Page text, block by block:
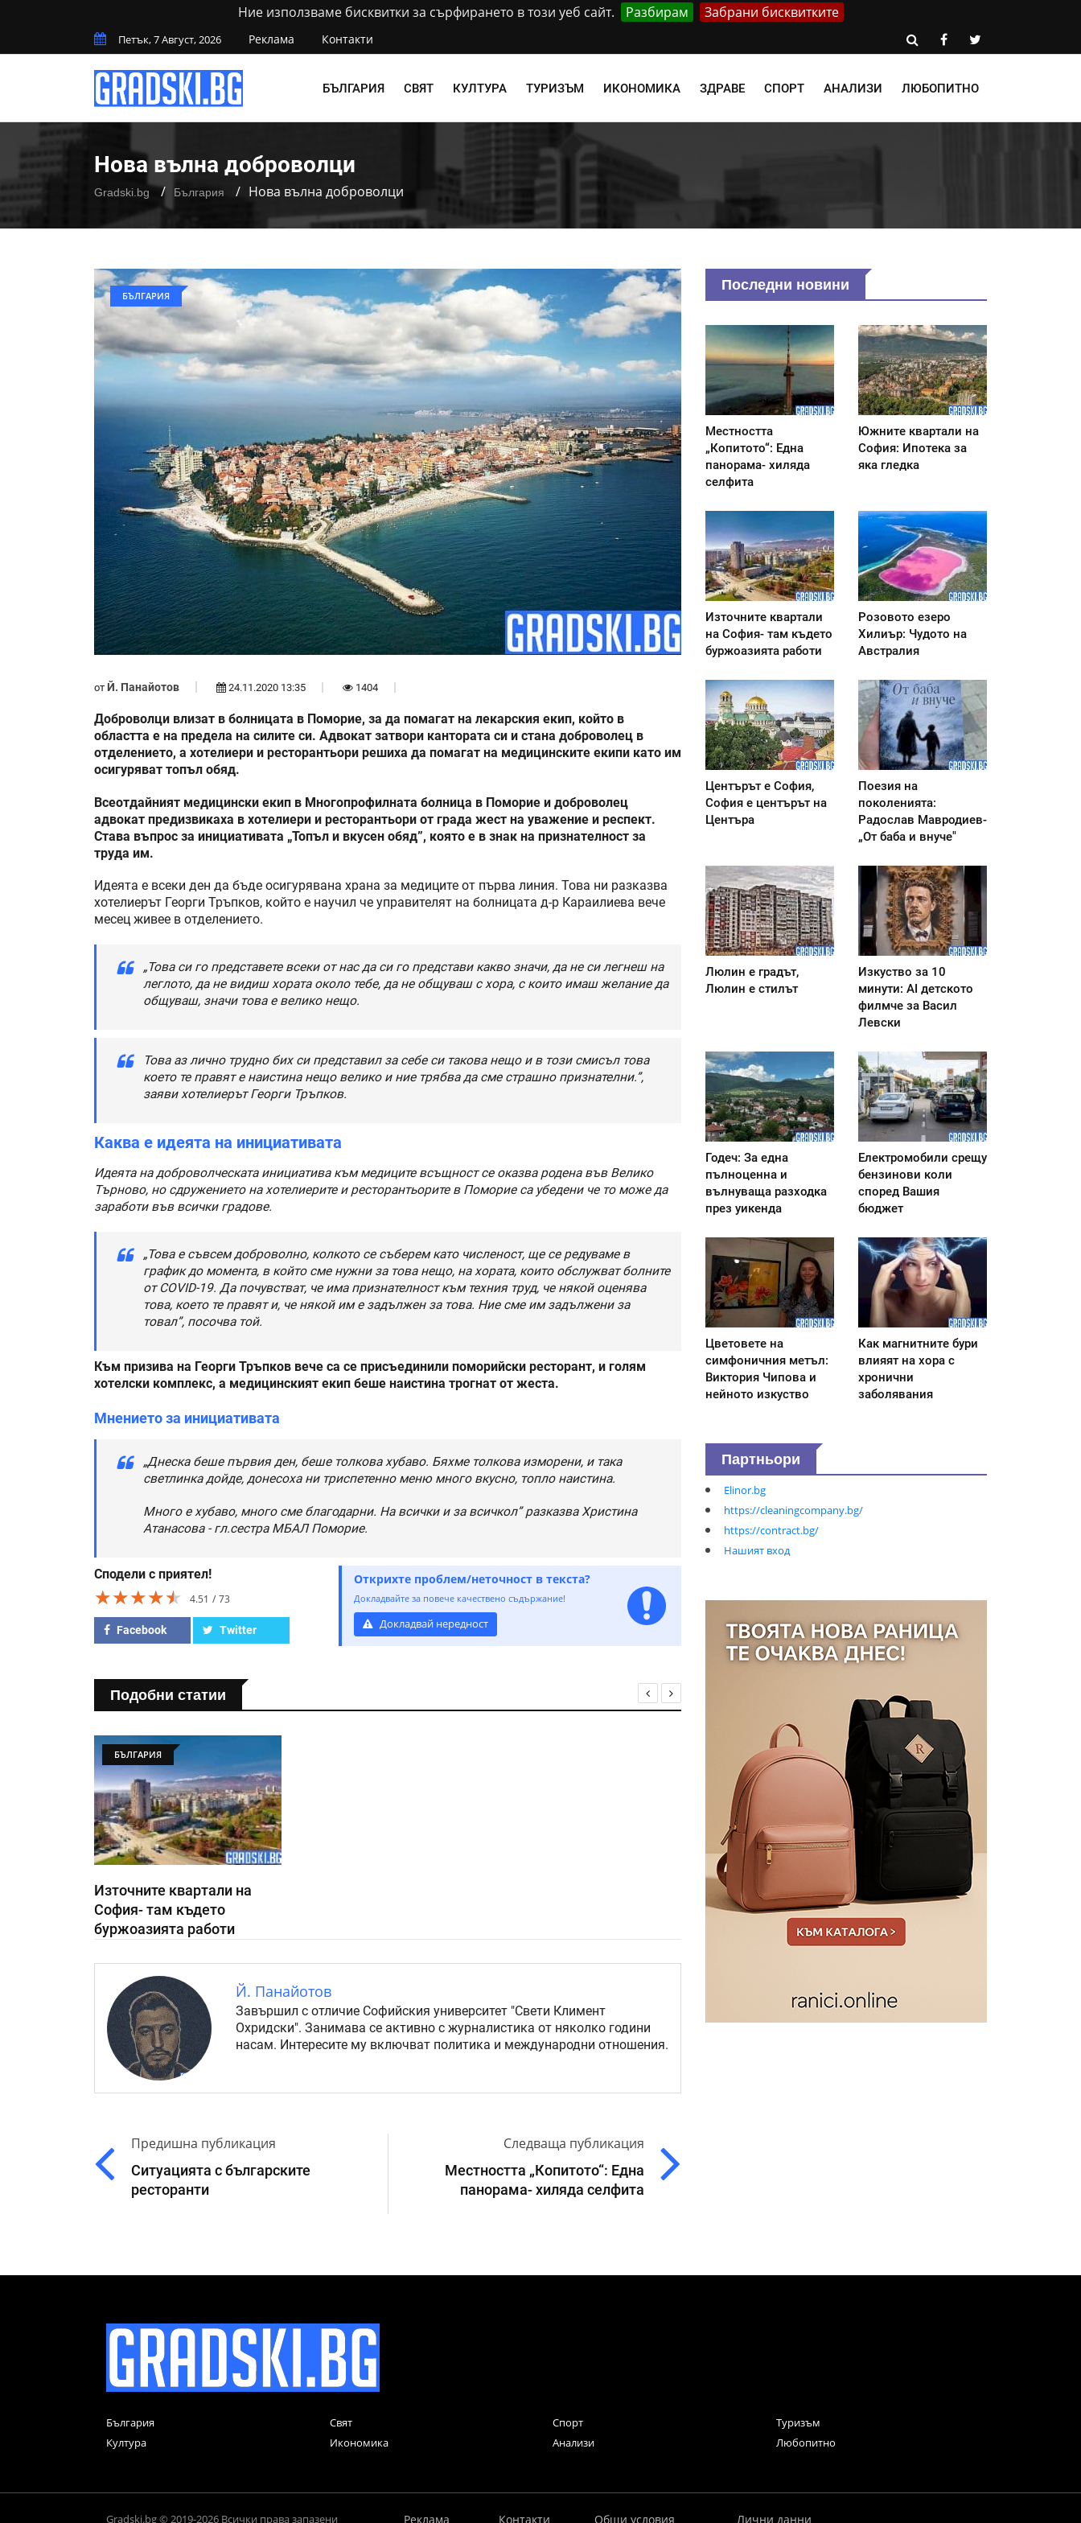
Ние използваме бисквитки за сърфирането в този уеб сайт. Разбирам Забрани бисквитките
Петък, 7 Август, 2026 Реклама Контакти
БЪЛГАРИЯ СВЯТ КУЛТУРА ТУРИЗЪМ ИКОНОМИКА ЗДРАВЕ СПОРТ АНАЛИЗИ ЛЮБОПИТНО
Нова вълна доброволци
Gradski.bg България Нова вълна доброволци
БЪЛГАРИЯ
от Й. Панайотов 24.11.2020 13:35 1404
Доброволци влизат в болницата в Поморие, за да помагат на лекарския екип, който в
областта е на предела на силите си. Адвокат затвори кантората си и стана доброволец в
отделението, а хотелиери и ресторантьори решиха да помагат на медицинските екипи като им
осигуряват топъл обяд.
Всеотдайният медицински екип в Многопрофилната болница в Поморие и доброволец
адвокат предизвикаха в хотелиери и ресторантьори от града жест на уважение и респект.
Става въпрос за инициативата „Топъл и вкусен обяд”, която е в знак на признателност за
труда им.
Идеята е всеки ден да бъде осигурявана храна за медиците от първа линия. Това ни разказва
хотелиерът Георги Тръпков, който е научил че управителят на болницата д-р Караилиева вече
месец живее в отделението.
„Това си го представете всеки от нас да си го представи какво значи, да не си легнеш на
леглото, да не видиш хората около тебе, да не общуваш с хора, с които имаш желание да
общуваш, значи това е велико нещо.
Това аз лично трудно бих си представил за себе си такова нещо и в този смисъл това
което те правят е наистина нещо велико и ние трябва да сме страшно признателни.”,
заяви хотелиерът Георги Тръпков.
Каква е идеята на инициативата
Идеята на доброволческата инициатива към медиците всъщност се оказва родена във Велико
Търново, но сдружението на хотелиерите и ресторантьорите в Поморие са убедени че то може да
заработи във всички градове.
„Това е съвсем доброволно, колкото се съберем като численост, ще се редуваме в
график до момента, в който сме нужни за това нещо, на хората, които обслужват болните
от COVID-19. Да почувстват, че има признателност към техния труд, че някой оценява
това, което те правят и, че някой им е задължен за това. Ние сме им задължени за
товал”, посочва той.
Към призива на Георги Тръпков вече са се присъединили поморийски ресторант, и голям
хотелски комплекс, а медицинският екип беше наистина трогнат от жеста.
Мнението за инициативата
„Днеска беше първия ден, беше толкова хубаво. Бяхме толкова изморени, и така
светлинка дойде, донесоха ни триспетенно меню много вкусно, топло наистина.
Много е хубаво, много сме благодарни. На всички и за всичкол” разказва Христина
Атанасова - гл.сестра МБАЛ Поморие.
Сподели с приятел!
★★★★★
★★★★★
★★★★★ 4.51 73
Facebook Twitter
Открихте проблем/неточност в текста?
Докладвайте за повече качествено съдържание!
Докладвай нередност
Подобни статии
БЪЛГАРИЯ
Източните квартали на
София- там където
буржоазията работи
Й. Панайотов
Завършил с отличие Софийския университет "Свети Климент
Охридски". Занимава се активно с журналистика от няколко години
насам. Интересите му включват политика и международни отношения.
Предишна публикация
Ситуацията с българските
ресторанти
Следваща публикация
Местността „Копитото“: Една
панорама- хиляда селфита
Последни новини
Местността
„Копитото“: Една
панорама- хиляда
селфита
Южните квартали на
София: Ипотека за
яка гледка
Източните квартали
на София- там където
буржоазията работи
Розовото езеро
Хилиър: Чудото на
Австралия
Центърът е София,
София е центърът на
Центъра
Поезия на
поколенията:
Радослав Мавродиев-
„От баба и внуче"
Люлин е градът,
Люлин е стилът
Изкуство за 10
минути: AI детското
филмче за Васил
Левски
Годеч: За една
пълноценна и
вълнуваща разходка
през уикенда
Електромобили срещу
бензинови коли
според Вашия
бюджет
Цветовете на
симфоничния метъл:
Виктория Чипова и
нейното изкуство
Как магнитните бури
влияят на хора с
хронични
заболявания
Партньори
Elinor.bg
https://cleaningcompany.bg/
https://contract.bg/
Нашият вход
България Свят Спорт
Туризъм
Култура
Икономика Анализи Любопитно
Gradski.bg © 2019-2026 Всички права запазени Реклама Контакти Общи условия Лични данни